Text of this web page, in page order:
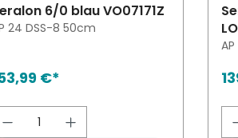
6/0 blau VO07171Z
24 DSS-8 50cm
€*
Anzahl: Gib den